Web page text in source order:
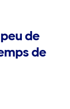
de
de